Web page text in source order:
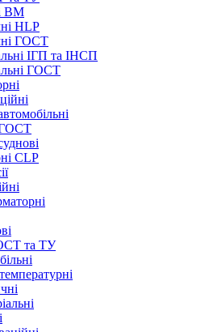
ВМ
HLP
ГОСТ
ІГП та ІНСП
ГОСТ
ГОСТ
CLP
та ТУ